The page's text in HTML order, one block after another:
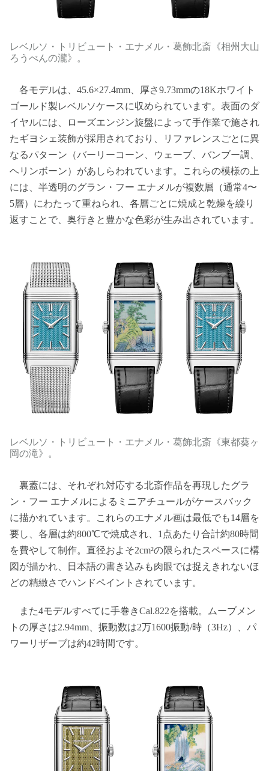
レベルソ・トリビュート・エナメル・葛飾北斎《相州大山
ろうべんの瀧》。
各モデルは、45.6×27.4mm、厚さ9.73mmの18Kホワイト
ゴールド製レベルソケースに収められています。表面のダ
イヤルには、ローズエンジン旋盤によって手作業で施され
たギヨシェ装飾が採用されており、リファレンスごとに異
なるパターン（バーリーコーン、ウェーブ、バンブー調、
ヘリンボーン）があしらわれています。これらの模様の上
には、半透明のグラン・フー エナメルが複数層（通常4〜
5層）にわたって重ねられ、各層ごとに焼成と乾燥を繰り
返すことで、奥行きと豊かな色彩が生み出されています。
レベルソ・トリビュート・エナメル・葛飾北斎《東都葵ヶ
岡の滝》。
裏蓋には、それぞれ対応する北斎作品を再現したグラ
ン・フー エナメルによるミニアチュールがケースバック
に描かれています。これらのエナメル画は最低でも14層を
要し、各層は約800℃で焼成され、1点あたり合計約80時間
を費やして制作。直径およそ2cm²の限られたスペースに構
図が描かれ、日本語の書き込みも肉眼では捉えきれないほ
どの精緻さでハンドペイントされています。
また4モデルすべてに手巻きCal.822を搭載。ムーブメン
トの厚さは2.94mm、振動数は2万1600振動/時（3Hz）、パ
ワーリザーブは約42時間です。